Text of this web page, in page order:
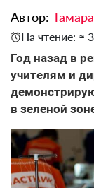
Автор:
На чтение: ≈
Год назад в
учителям и
в зеленой